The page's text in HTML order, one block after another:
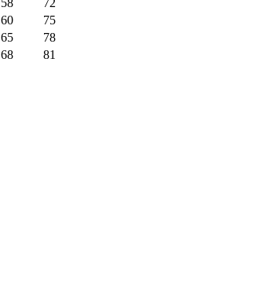
58
72
60
75
65
78
68 81